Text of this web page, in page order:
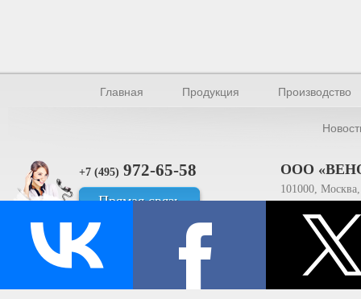
Главная Продукция Производство
+7 (495) 972-65-58
Прямая связь
ООО
101000,
© Производство уплотнителей и профилей 2026.
Все права защищены.